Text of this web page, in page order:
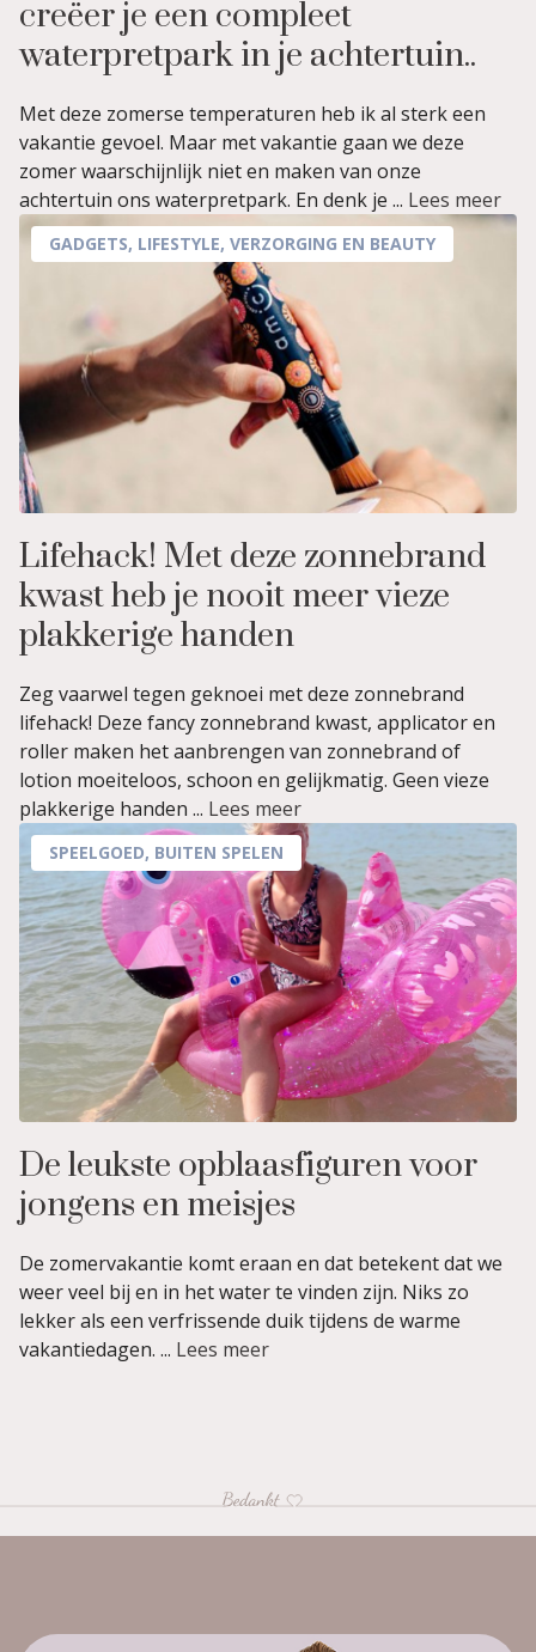
creëer je een compleet
waterpretpark in je achtertuin..
Met deze zomerse temperaturen heb ik al sterk een
vakantie gevoel. Maar met vakantie gaan we deze
zomer waarschijnlijk niet en maken van onze
achtertuin ons waterpretpark. En denk je ... Lees meer
GADGETS, LIFESTYLE, VERZORGING EN BEAUTY
Lifehack! Met deze zonnebrand
kwast heb je nooit meer vieze
plakkerige handen
Zeg vaarwel tegen geknoei met deze zonnebrand
lifehack! Deze fancy zonnebrand kwast, applicator en
roller maken het aanbrengen van zonnebrand of
lotion moeiteloos, schoon en gelijkmatig. Geen vieze
plakkerige handen ... Lees meer
SPEELGOED, BUITEN SPELEN
De leukste opblaasfiguren voor
jongens en meisjes
De zomervakantie komt eraan en dat betekent dat we
weer veel bij en in het water te vinden zijn. Niks zo
lekker als een verfrissende duik tijdens de warme
vakantiedagen. ... Lees meer